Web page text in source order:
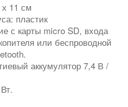
11 см
пластик
с карты micro SD, входа
или беспроводной
аккумулятор 7,4 В /